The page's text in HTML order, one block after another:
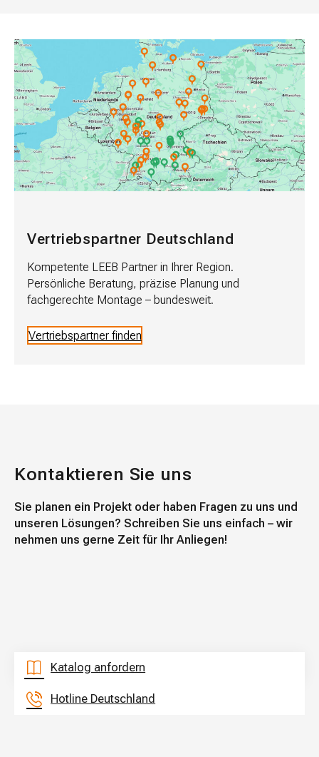
Vertriebspartner Deutschland
Kompetente LEEB Partner in Ihrer Region.
Persönliche Beratung, präzise Planung und
fachgerechte Montage – bundesweit.
Vertriebspartner finden
Kontaktieren Sie uns
Sie planen ein Projekt oder haben Fragen zu uns und
unseren Lösungen? Schreiben Sie uns einfach – wir
nehmen uns gerne Zeit für Ihr Anliegen!
Katalog anfordern
Hotline Deutschland